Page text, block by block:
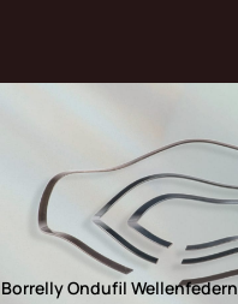
Borrelly Ondufil Wellenfedern